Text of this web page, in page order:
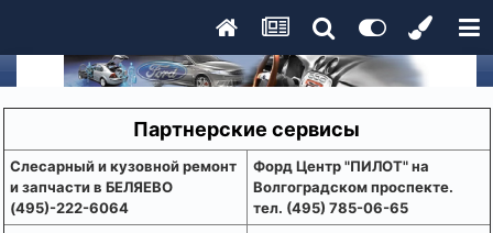
Партнерские сервисы
Слесарный и кузовной ремонт
и запчасти в БЕЛЯЕВО
(495)-222-6064
Форд Центр "ПИЛОТ" на
Волгоградском проспекте.
тел. (495) 785-06-65